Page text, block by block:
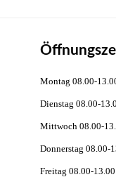
Montag 08.00-
Dienstag 08.00-
Mittwoch 08.00-
Donnerstag 08.00-
Freitag 08.00-